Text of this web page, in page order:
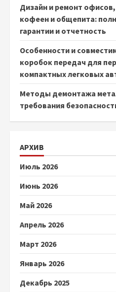
Дизайн и ремонт
кофеен и общепита:
гарантии и отчетность
Особенности и
коробок передач для
компактных легковых
Методы демонтажа
требования
АРХИВ
Июль 2026
Июнь 2026
Май 2026
Апрель 2026
Март 2026
Январь 2026
Декабрь 2025